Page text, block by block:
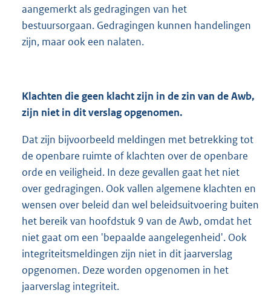
aangemerkt als gedragingen van het
bestuursorgaan. Gedragingen kunnen handelingen
zijn, maar ook een nalaten.
Klachten die geen klacht zijn in de zin van de Awb,
zijn niet in dit verslag opgenomen.
Dat zijn bijvoorbeeld meldingen met betrekking tot
de openbare ruimte of klachten over de openbare
orde en veiligheid. In deze gevallen gaat het niet
over gedragingen. Ook vallen algemene klachten en
wensen over beleid dan wel beleidsuitvoering buiten
het bereik van hoofdstuk 9 van de Awb, omdat het
niet gaat om een 'bepaalde aangelegenheid'. Ook
integriteitsmeldingen zijn niet in dit jaarverslag
opgenomen. Deze worden opgenomen in het
jaarverslag integriteit.